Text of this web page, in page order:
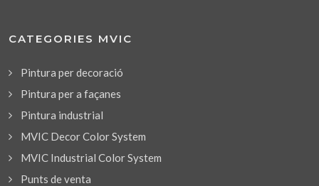
CATEGORIES MVIC
Pintura per decoració
Pintura per a façanes
Pintura industrial
MVIC Decor Color System
MVIC Industrial Color System
Punts de venta